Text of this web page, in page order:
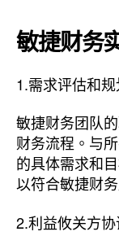
敏捷财务
1.需求评估和规
敏捷财务团队
财务流程。与
的具体需求和
以符合敏捷财
2.利益攸关方协